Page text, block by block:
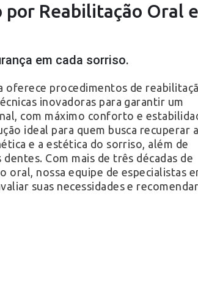
por Reabilitação Oral
em cada sorriso.
oferece procedimentos de
inovadoras para garantir um
com máximo conforto e
ideal para quem busca recuperar a
e a estética do sorriso, além de
Com mais de três décadas de
oral, nossa equipe de especialistas
suas necessidades e